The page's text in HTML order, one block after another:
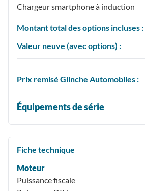
Chargeur smartphone à induction
Montant total des options incluses :
Valeur neuve (avec options) :
Prix remisé Glinche Automobiles :
Équipements de série
Fiche technique
Moteur
Puissance fiscale